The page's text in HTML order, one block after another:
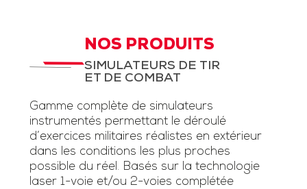
NOS PRODUITS
SIMULATEURS DE TIR
ET DE COMBAT
Gamme complète de simulateurs
instrumentés permettant le déroulé
d’exercices militaires réalistes en extérieur
dans les conditions les plus proches
possible du réel. Basés sur la technologie
laser 1-voie et/ou 2-voies complétée